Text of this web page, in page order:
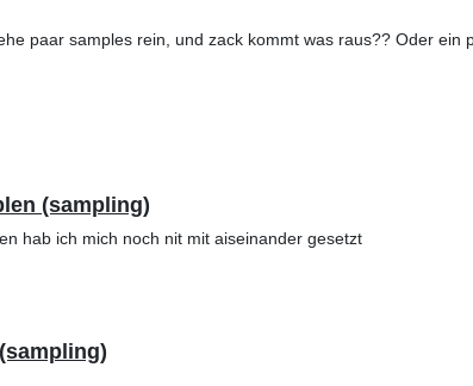
paar samples rein, und zack kommt was raus?? Oder
(sampling)
hab ich mich noch nit mit aiseinander gesetzt